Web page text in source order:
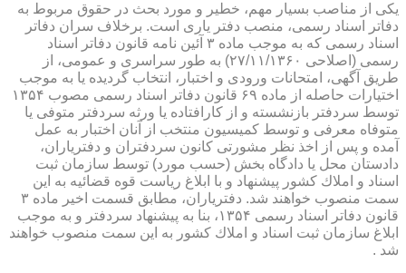
یكی از مناصب بسیار مهم، خطیر و مورد بحث در حقوق مربوط به
دفاتر اسناد رسمی، منصب دفتر یاری است. برخلاف سران دفاتر
اسناد رسمی كه به موجب ماده ۳ آئین نامه قانون دفاتر اسناد
رسمی (اصلاحی ۲۷/۱۱/۱۳۶۰) به طور سراسری و عمومی، از
طریق آگهی، امتحانات ورودی و اختبار، انتخاب گردیده یا به موجب
اختیارات حاصله از ماده ۶۹ قانون دفاتر اسناد رسمی مصوب ۱۳۵۴
توسط سردفتر بازنشسته و از كارافتاده یا ورثه سردفتر متوفی یا
متوفاه معرفی و توسط كمیسیون منتخب از آنان اختبار به عمل
آمده و پس از اخذ نظر مشورتی كانون سردفتران و دفتریاران،
دادستان محل یا دادگاه بخش (حسب مورد) توسط سازمان ثبت
اسناد و املاك كشور پیشنهاد و با ابلاغ ریاست قوه قضائیه به این
سمت منصوب خواهند شد. دفتریاران، مطابق قسمت اخیر ماده ۳
قانون دفاتر اسناد رسمی ۱۳۵۴، بنا به پیشنهاد سردفتر و به موجب
ابلاغ سازمان ثبت اسناد و املاك كشور به این سمت منصوب خواهند
شد .